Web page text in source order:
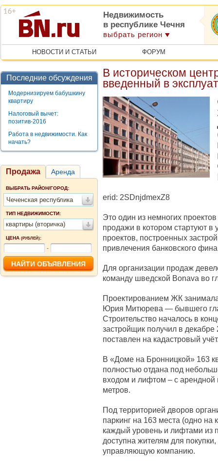
Недвижимость
в республике Чечня
выбрать регион
НОВОСТИ И СТАТЬИ ФОРУМ
Последние обсуждения
Модернизируем бабушкину
квартиру
Налоговый вычет:
позитив-2016
Работа в недвижимости. Как
начать?
Продажа Аренда
ВЫБРАТЬ РАЙОН/ГОРОД:
Чеченская республика
ТИП НЕДВИЖИМОСТИ:
квартиры (вторичка)
ЦЕНА (РУБЛЕЙ):
-
В историческом
введенный в
erid: 2SDnjdmexZ8
Это один из немногих
продажи в котором стартуют
проектов, построенных
привлечения банковского
Для организации продаж
команду шведской Bonava во
Проектированием ЖК
Юрия Митюрева — бывшего
Строительство началось в
застройщик получил в
поставлен на кадастровый
В «Доме на Бронницкой» 163
полностью отдана под
входом и лифтом – с
метров.
Под территорией дворов
паркинг на 163 места (одно
каждый уровень и лифтами из
доступна жителям для
управляющую компанию.